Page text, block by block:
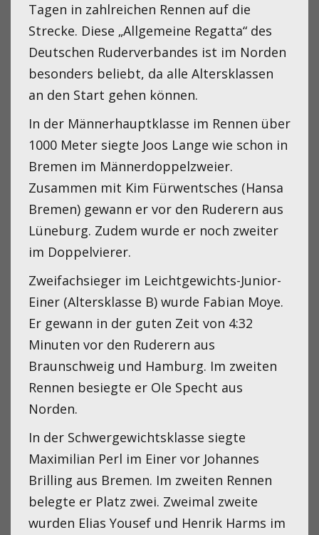
Tagen in zahlreichen Rennen auf die
Strecke. Diese „Allgemeine Regatta“ des
Deutschen Ruderverbandes ist im Norden
besonders beliebt, da alle Altersklassen
an den Start gehen können.
In der Männerhauptklasse im Rennen über
1000 Meter siegte Joos Lange wie schon in
Bremen im Männerdoppelzweier.
Zusammen mit Kim Fürwentsches (Hansa
Bremen) gewann er vor den Ruderern aus
Lüneburg. Zudem wurde er noch zweiter
im Doppelvierer.
Zweifachsieger im Leichtgewichts-Junior-
Einer (Altersklasse B) wurde Fabian Moye.
Er gewann in der guten Zeit von 4:32
Minuten vor den Ruderern aus
Braunschweig und Hamburg. Im zweiten
Rennen besiegte er Ole Specht aus
Norden.
In der Schwergewichtsklasse siegte
Maximilian Perl im Einer vor Johannes
Brilling aus Bremen. Im zweiten Rennen
belegte er Platz zwei. Zweimal zweite
wurden Elias Yousef und Henrik Harms im